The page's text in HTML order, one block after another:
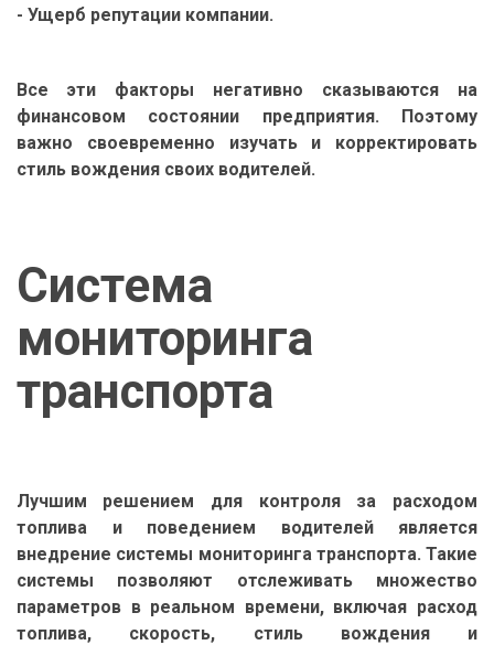
- Ущерб репутации компании.
Все эти факторы негативно сказываются на
финансовом состоянии предприятия. Поэтому
важно своевременно изучать и корректировать
стиль вождения своих водителей.
Система
мониторинга
транспорта
Лучшим решением для контроля за расходом
топлива и поведением водителей является
внедрение системы мониторинга транспорта. Такие
системы позволяют отслеживать множество
параметров в реальном времени, включая расход
топлива, скорость, стиль вождения и